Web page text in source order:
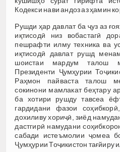
Кодекси нави андоз аз ҳамин
Рушди ҳар давлат ба ҷуз аз
иқтисодӣ низ вобастагӣ
пешрафти илму техника ва
иқтисодӣ давлат рушд
шоистаи мардум талош
Президенти Ҷумҳурии
Раҳмон пайваста талош
сокинони мамлакат беҳтару
ба хотири рушду тавсеа
гардидани фазои
дохиливу хориҷӣ, зиёд
дастгирӣ намудани
сабади истеъмолии ҷомеа
Ҷумҳурии Тоҷикистон тағйиру